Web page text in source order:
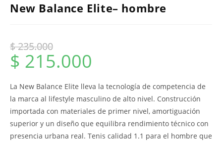
New Balance Elite– hombre
$235.000
$ 215.000
La New Balance Elite lleva la tecnología de competencia de
la marca al lifestyle masculino de alto nivel. Construcción
importada con materiales de primer nivel, amortiguación
superior y un diseño que equilibra rendimiento técnico con
presencia urbana real. Tenis calidad 1.1 para el hombre que